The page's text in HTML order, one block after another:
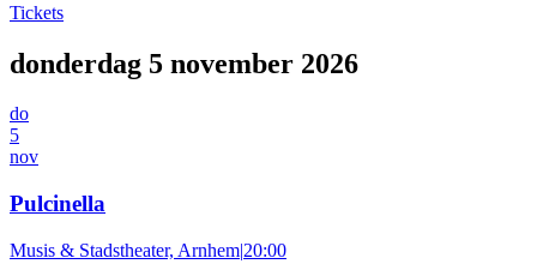
Tickets
donderdag 5 november 2026
do
5
nov
Pulcinella
Musis & Stadstheater, Arnhem|20:00